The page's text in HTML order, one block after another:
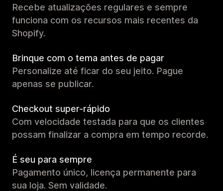
Recebe atualizações regulares e sempre
funciona com os recursos mais recentes da
Shopify.
Brinque com o tema antes de pagar
Personalize até ficar do seu jeito. Pague
apenas se publicar.
Checkout super-rápido
Com velocidade testada para que os clientes
possam finalizar a compra em tempo recorde.
É seu para sempre
Pagamento único, licença permanente para
sua loja. Sem validade.